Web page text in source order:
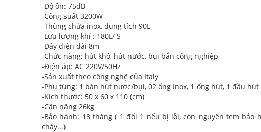
-Độ ồn: 75dB
-Công suất 3200W
-Thùng chứa inox, dung tích 90L
-Lưu lượng khí : 180L/ S
-Dây điện dài 8m
-Chức năng: hút khô, hút nước, bụi bẩn công nghiệp
-Điện áp: AC 220V/50Hz
-Sản xuất theo công nghệ của Italy
-Phụ tùng: 1 bàn hút nước/bụi, 02 ống Inox, 1 ống hút, 1 đầu
-Kích thước: 50 x 60 x 110 (cm)
-Cân nặng 26kg
-Bảo hành: 18 tháng ( 1 đổi 1 nếu bị lỗi, còn nguyên tem
cháy...)